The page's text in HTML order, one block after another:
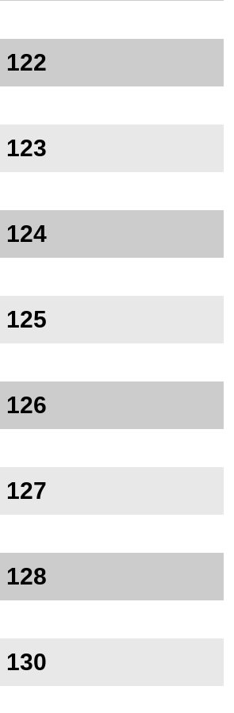
122
123
124
125
126
127
128
130